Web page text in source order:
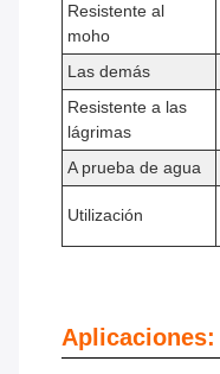
Resistente al
moho
Las demás
Resistente a las
lágrimas
A prueba de agua
Utilización
Aplicaciones: